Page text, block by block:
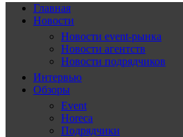
Главная
Новости
Новости event-рынка
Новости агентств
Новости подрядчиков
Интервью
Обзоры
Event
Horeca
Подрядчики